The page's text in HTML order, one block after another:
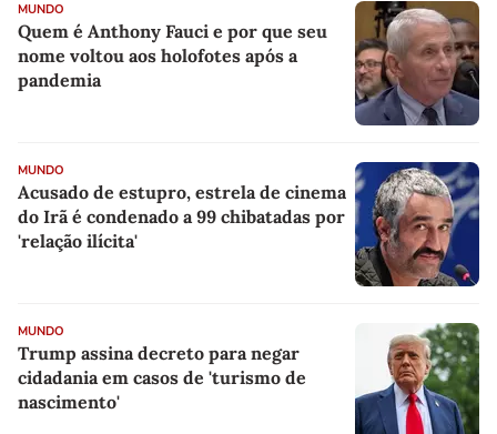
MUNDO
Quem é Anthony Fauci e por que seu
nome voltou aos holofotes após a
pandemia
MUNDO
Acusado de estupro, estrela de cinema
do Irã é condenado a 99 chibatadas por
'relação ilícita'
MUNDO
Trump assina decreto para negar
cidadania em casos de 'turismo de
nascimento'